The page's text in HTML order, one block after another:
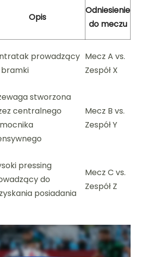
Opis
Odniesienie
do meczu
prowadzący Mecz A vs.
Zespół X
stworzona
centralnego
Mecz B vs.
Zespół Y
pressing
do
posiadania
Mecz C vs.
Zespół Z